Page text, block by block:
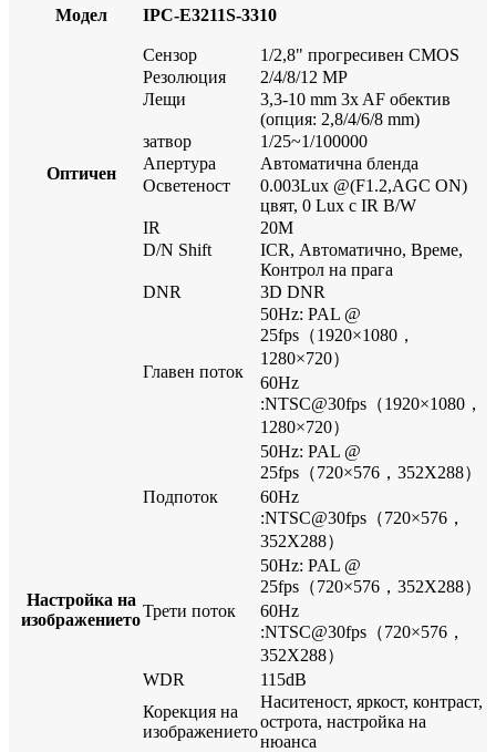
Модел IPC-E3211S-3310
Оптичен
Сензор
1/2,8" прогресивен CMOS
Резолюция
2/4/8/12 MP
Лещи
3,3-10 mm 3x AF обектив
(опция: 2,8/4/6/8 mm)
затвор
1/25~1/100000
Апертура
Автоматична бленда
Осветеност
0.003Lux @(F1.2,AGC ON)
цвят, 0 Lux с IR B/W
IR
20M
D/N Shift
ICR, Автоматично, Време,
Контрол на прага
DNR
3D DNR
Настройка на
изображението
Главен поток
50Hz: PAL @
25fps（1920×1080，
1280×720）
60Hz
:NTSC@30fps（1920×1080，
1280×720）
Подпоток
50Hz: PAL @
25fps（720×576，352X288）
60Hz
:NTSC@30fps（720×576，
352X288）
Трети поток
50Hz: PAL @
25fps（720×576，352X288）
60Hz
:NTSC@30fps（720×576，
352X288）
WDR
115dB
Корекция на
изображението
Наситеност, яркост, контраст,
острота, настройка на
нюанса